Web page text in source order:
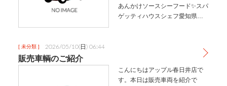
あんかけソースシーフード✨スパ
ゲッティハウスシェフ愛知県名
[ 未分類 ] 2026/05/10(日) 06:44
販売車輌のご紹介
こんにちはアップル春日井店で
す。本日は販売車両を紹介で